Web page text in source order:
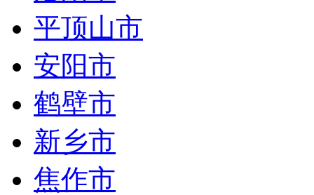
平顶山市
安阳市
鹤壁市
新乡市
焦作市